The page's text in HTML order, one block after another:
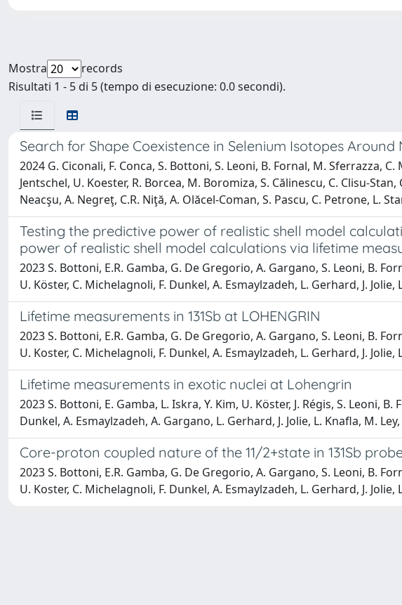
Mostra
records
Risultati 1 - 5 di 5 (tempo di esecuzione: 0.0 secondi).
Search for Shape Coexistence in Selenium Isotopes Around
2024 G. Ciconali, F. Conca, S. Bottoni, S. Leoni, B. Fornal, M. Sferrazza,
Jentschel, U. Koester, R. Borcea, M. Boromiza, S. Călinescu, C. Clisu-
Neacşu, A. Negreţ, C.R. Niţă, A. Olăcel-Coman, S. Pascu, C. Petrone, L.
Testing the predictive power of realistic shell model
power of realistic shell model calculations via lifetime
2023 S. Bottoni, E.R. Gamba, G. De Gregorio, A. Gargano, S. Leoni, B.
U. Köster, C. Michelagnoli, F. Dunkel, A. Esmaylzadeh, L. Gerhard, J.
Lifetime measurements in 131Sb at LOHENGRIN
2023 S. Bottoni, E.R. Gamba, G. De Gregorio, A. Gargano, S. Leoni, B.
U. Koster, C. Michelagnoli, F. Dunkel, A. Esmaylzadeh, L. Gerhard, J.
Lifetime measurements in exotic nuclei at Lohengrin
2023 S. Bottoni, E. Gamba, L. Iskra, Y. Kim, U. Köster, J. Régis, S. Leoni,
Dunkel, A. Esmaylzadeh, A. Gargano, L. Gerhard, J. Jolie, L. Knafla, M.
Core-proton coupled nature of the 11/2+state in 131Sb
2023 S. Bottoni, E.R. Gamba, G. De Gregorio, A. Gargano, S. Leoni, B.
U. Koster, C. Michelagnoli, F. Dunkel, A. Esmaylzadeh, L. Gerhard, J.